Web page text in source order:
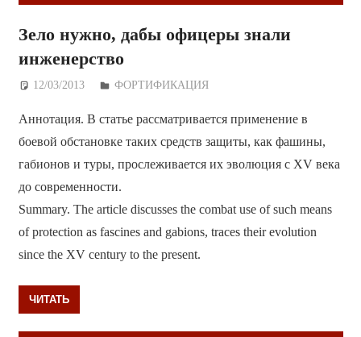
Зело нужно, дабы офицеры знали
инженерство
12/03/2013 Дежурный по Редакции
ФОРТИФИКАЦИЯ
Аннотация. В статье рассматривается применение в
боевой обстановке таких средств защиты, как фашины,
габионов и туры, прослеживается их эволюция с XV века
до современности.
Summary. The article discusses the combat use of such means
of protection as fascines and gabions, traces their evolution
since the XV century to the present.
ЧИТАТЬ